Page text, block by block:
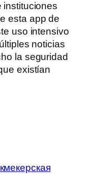
instituciones
esta app de
uso intensivo
noticias
la seguridad
existían